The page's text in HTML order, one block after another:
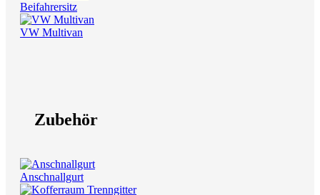
Beifahrersitz
VW Multivan
Zubehör
Anschnallgurt